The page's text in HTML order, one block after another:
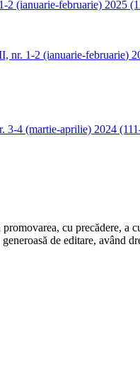
cu precădere,
de editare, având